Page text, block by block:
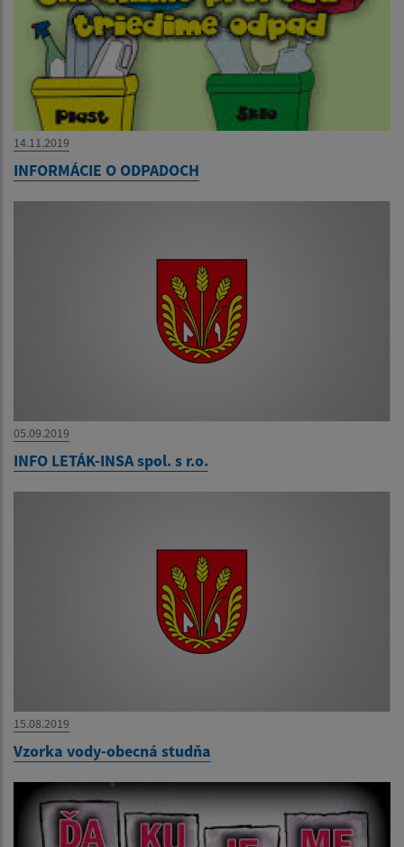
14.11.2019
INFORMÁCIE O ODPADOCH
05.09.2019
INFO LETÁK-INSA spol. s r.o.
15.08.2019
Vzorka vody-obecná studňa